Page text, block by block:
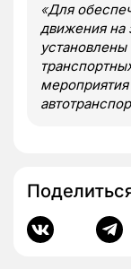
«Для
движения на